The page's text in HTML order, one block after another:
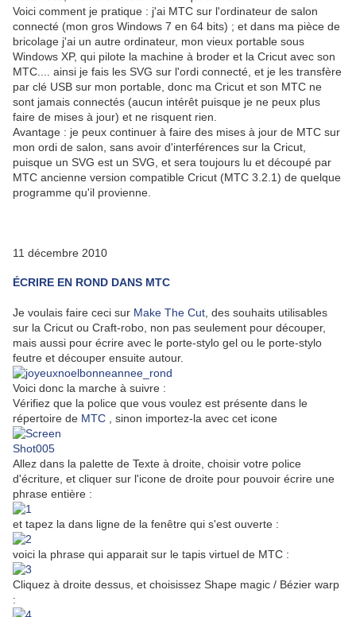
Voici comment je pratique : j'ai MTC sur l'ordinateur de salon
connecté (mon gros Windows 7 en 64 bits) ; et dans ma pièce de
bricolage j'ai un autre ordinateur, mon vieux portable sous
Windows XP, qui pilote la machine à broder et la Cricut avec son
MTC.... ainsi je fais les SVG sur l'ordi connecté, et je les transfère
par clé USB sur mon portable, donc ma Cricut et son MTC ne
sont jamais connectés (aucun intérêt puisque je ne peux plus
faire de mises à jour) et ne risquent rien.
Avantage : je peux continuer à faire des mises à jour de MTC sur
mon ordi de salon, sans avoir d'interférences sur la Cricut,
puisque un SVG est un SVG, et sera toujours lu et découpé par
MTC ancienne version compatible Cricut (MTC 3.2.1) de quelque
programme qu'il provienne.
11 décembre 2010
ÉCRIRE EN ROND DANS MTC
Je voulais faire ceci sur Make The Cut , des souhaits utilisables
sur la Cricut ou Craft-robo, non pas seulement pour découper,
mais aussi pour écrire avec le porte-stylo gel ou le porte-stylo
feutre et découper ensuite autour.
Voici donc la marche à suivre :
Vérifiez que la police que vous voulez est présente dans le
répertoire de MTC , sinon importez-la avec cet icone
Allez dans la palette de Texte à droite, choisir votre police
d'écriture, et cliquer sur l'icone de droite pour pouvoir écrire une
phrase entière :
et tapez la dans ligne de la fenêtre qui s'est ouverte :
voici la phrase qui apparait sur le tapis virtuel de MTC :
Cliquez à droite dessus, et choisissez Shape magic / Bézier warp
: